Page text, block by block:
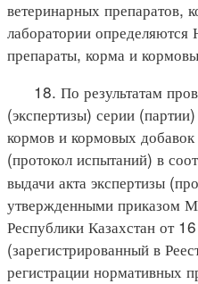
ветеринарных препаратов,
лаборатории
препараты, корма и
18. По результатам
(экспертизы) серии
кормов и кормовых добавок
(протокол испытаний) в
выдачи акта экспертизы
утвержденными приказом
Республики Казахстан от
(зарегистрированный в
регистрации нормативных